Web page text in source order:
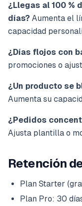
¿Llegas al 100 %
días? Aumenta el
capacidad
¿Días flojos con
promociones o
¿Un producto se
Aumenta su
¿Pedidos
Ajusta plantilla o
Retención
Plan Starter
Plan Pro: 30